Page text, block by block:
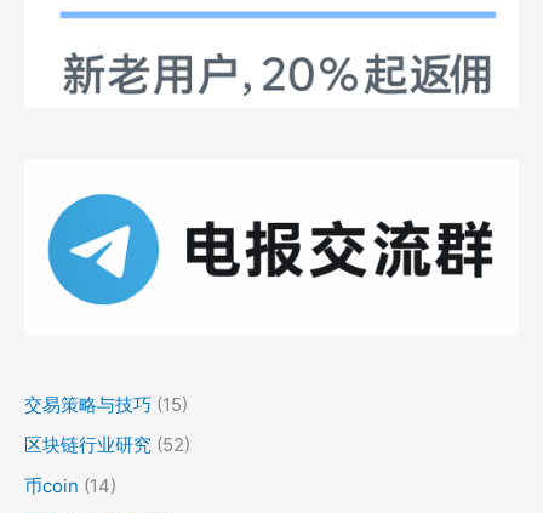
交易策略与技巧 (15)
区块链行业研究 (52)
币coin (14)